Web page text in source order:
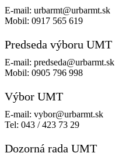
E-mail: urbarmt@urbarmt.sk
Mobil: 0917 565 619
Predseda výboru UMT
E-mail: predseda@urbarmt.sk
Mobil: 0905 796 998
Výbor UMT
E-mail: vybor@urbarmt.sk
Tel: 043 / 423 73 29
Dozorná rada UMT